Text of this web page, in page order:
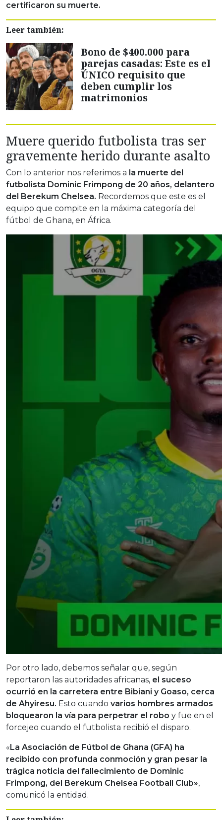
certificaron su muerte.
Leer también:
Bono de $400.000 para
parejas casadas: Este es el
ÚNICO requisito que
deben cumplir los
matrimonios
Muere querido futbolista tras ser
gravemente herido durante asalto
Con lo anterior nos referimos a la muerte del
futbolista Dominic Frimpong de 20 años, delantero
del Berekum Chelsea. Recordemos que este es el
equipo que compite en la máxima categoría del
fútbol de Ghana, en África.
Por otro lado, debemos señalar que, según
reportaron las autoridades africanas, el suceso
ocurrió en la carretera entre Bibiani y Goaso, cerca
de Ahyiresu. Esto cuando varios hombres armados
bloquearon la vía para perpetrar el robo y fue en el
forcejeo cuando el futbolista recibió el disparo.
«La Asociación de Fútbol de Ghana (GFA) ha
recibido con profunda conmoción y gran pesar la
trágica noticia del fallecimiento de Dominic
Frimpong, del Berekum Chelsea Football Club»,
comunicó la entidad.